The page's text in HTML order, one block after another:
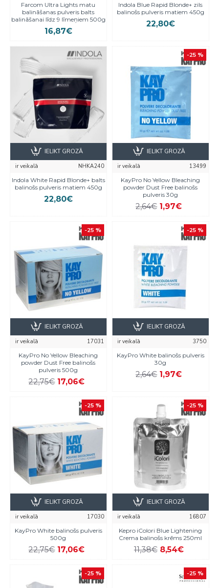
Farcom Ultra Lights matu
balināšanas pulveris balts
balināšanai līdz 9 līmeņiem 500g
16,87€
Indola Blue Rapid Blonde+ zils
balinošs pulveris matiem 450g
22,80€
ir veikalā
NHKA240
Indola White Rapid Blonde+ balts
balinošs pulveris matiem 450g
22,80€
IELIKT GROZĀ
-25 %
ir veikalā
13499
KayPro No Yellow Bleaching
powder Dust Free balinošs
pulveris 30g
2,64€ 1,97€
IELIKT GROZĀ
-25 %
ir veikalā
17031
KayPro No Yellow Bleaching
powder Dust Free balinošs
pulveris 500g
22,75€ 17,06€
IELIKT GROZĀ
-25 %
ir veikalā
3750
KayPro White balinošs pulveris
30g
2,64€ 1,97€
IELIKT GROZĀ
-25 %
ir veikalā
17030
KayPro White balinošs pulveris
500g
22,75€ 17,06€
IELIKT GROZĀ
-25 %
ir veikalā
16807
Kepro iColori Blue Lightening
Crema balinošs krēms 250ml
11,38€ 8,54€
IELIKT GROZĀ
-25 % -25 %